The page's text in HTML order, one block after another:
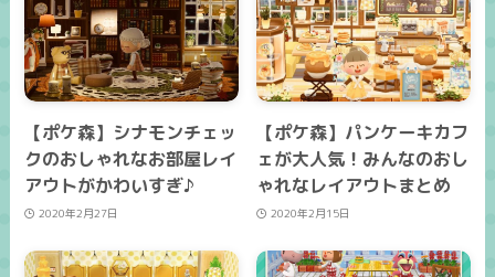
【ポケ森】シナモンチェッ
クのおしゃれなお部屋レイ
アウトがかわいすぎ♪
2020年2月27日
【ポケ森】パンケーキカフ
ェが大人気！みんなのおし
ゃれなレイアウトまとめ
2020年2月15日